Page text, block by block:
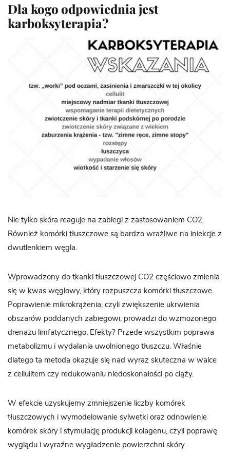
Dla kogo odpowiednia jest
karboksyterapia?
Nie tylko skóra reaguje na zabiegi z zastosowaniem CO2.
Również komórki tłuszczowe są bardzo wrażliwe na iniekcje z
dwutlenkiem węgla.
Wprowadzony do tkanki tłuszczowej CO2 częściowo zmienia
się w kwas węglowy, który rozpuszcza komórki tłuszczowe.
Poprawienie mikrokrążenia, czyli zwiększenie ukrwienia
obszarów poddanych zabiegowi, prowadzi do wzmożonego
drenażu limfatycznego. Efekty? Przede wszystkim poprawa
metabolizmu i wydalania uwolnionego tłuszczu. Właśnie
dlatego ta metoda okazuje się nad wyraz skuteczna w walce
z cellulitem czy redukowaniu niedoskonałości po ciąży.
W efekcie uzyskujemy zmniejszenie liczby komórek
tłuszczowych i wymodelowanie sylwetki oraz odnowienie
komórek skóry i stymulację produkcji kolagenu, czyli poprawę
wyglądu i wyraźne wygładzenie powierzchni skóry.